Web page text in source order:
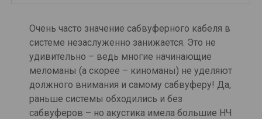
Очень часто значение сабвуферного кабеля в
системе незаслуженно занижается. Это не
удивительно – ведь многие начинающие
меломаны (а скорее – киноманы) не уделяют
должного внимания и самому сабвуферу! Да,
раньше системы обходились и без
сабвуферов – но акустика имела большие НЧ